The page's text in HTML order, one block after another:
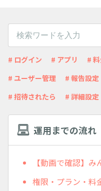
# ログイン # アプリ #
# ユーザー管理
# 報告設定
# 招待されたら
# 詳細設定
運用までの流れ
【動画で確認】
権限・プラン・料